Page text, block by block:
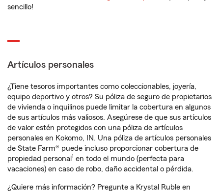
sencillo!
Artículos personales
¿Tiene tesoros importantes como coleccionables, joyería,
equipo deportivo y otros? Su póliza de seguro de propietarios
de vivienda o inquilinos puede limitar la cobertura en algunos
de sus artículos más valiosos. Asegúrese de que sus artículos
de valor estén protegidos con una póliza de artículos
personales en Kokomo, IN. Una póliza de artículos personales
de State Farm® puede incluso proporcionar cobertura de
propiedad personal 1 en todo el mundo (perfecta para
vacaciones) en caso de robo, daño accidental o pérdida.
¿Quiere más información? Pregunte a Krystal Ruble en